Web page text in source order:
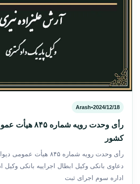
2024/12/18
•
Arash
رأی وحدت رویه
کشور
رأی وحدت رویه شماره ۸۴۵
دعاوی بانکی وکیل ابطال اجراییه بانکی وکیل
اداره سوم اجرای ثبت